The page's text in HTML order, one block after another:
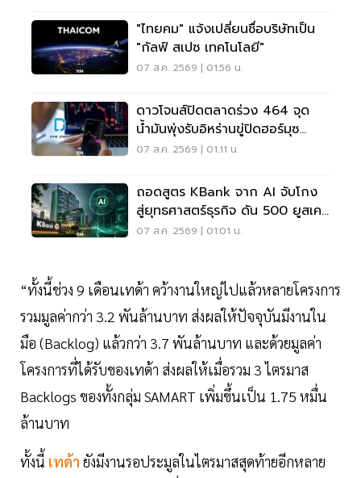
"ไทยคม" แจ้งเปลี่ยนชื่อบริษัทเป็น
"กัลฟ์ สเปซ เทคโนโลยี"
07 ส.ค. 2569 | 01:56 น.
ดาวโจนส์ปิดตลาดร่วง 464 จุด
น้ำมันพุ่งรับอิหร่านขู่ปิดฮอร์มุซ
จับตาเฟดขึ้นดอกเบี้ย
07 ส.ค. 2569 | 01:11 น.
ถอดสูตร KBank จาก AI จับโกง
สู่ยุทธศาสตร์ธุรกิจ ดัน 500 ยูสเคส
ใช้จริง
07 ส.ค. 2569 | 01:01 น.
“ทั้งนี้ช่วง 9 เดือนเทด้า คว้างานใหญ่ไปแล้วหลายโครงการ
รวมมูลค่ากว่า 3.2 พันล้านบาท ส่งผลให้ปัจจุบันมีงานใน
มือ (Backlog) แล้วกว่า 3.7 พันล้านบาท และด้วยมูลค่า
โครงการที่ได้รับของเทด้า ส่งผลให้เมื่อรวม 3 ไตรมาส
Backlogs ของทั้งกลุ่ม SAMART เพิ่มขึ้นเป็น 1.75 หมื่น
ล้านบาท
ทั้งนี้ เทด้า ยังมีงานรอประมูลในไตรมาสสุดท้ายอีกหลาย